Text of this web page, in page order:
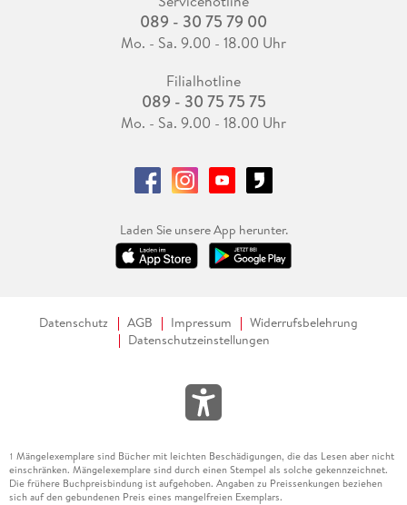
089 - 30 75 79 00
Mo. - Sa. 9.00 - 18.00 Uhr
Filialhotline
089 - 30 75 75 75
Mo. - Sa. 9.00 - 18.00 Uhr
Laden Sie unsere App herunter.
Datenschutz AGB Impressum
Widerrufsbelehrung
Datenschutzeinstellungen
1 Mängelexemplare sind Bücher mit leichten Beschädigungen, die das Lesen aber nicht
einschränken. Mängelexemplare sind durch einen Stempel als solche gekennzeichnet.
Die frühere Buchpreisbindung ist aufgehoben. Angaben zu Preissenkungen beziehen
sich auf den gebundenen Preis eines mangelfreien Exemplars.